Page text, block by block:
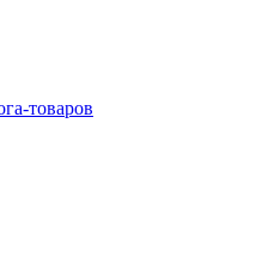
товаров